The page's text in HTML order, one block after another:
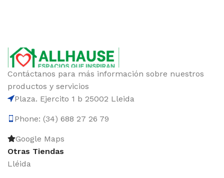
Contáctanos para más información sobre nuestros
productos y servicios
Plaza. Ejercito 1 b 25002 Lleida
Phone: (34) 688 27 26 79
Google Maps
Otras Tiendas
Lléida